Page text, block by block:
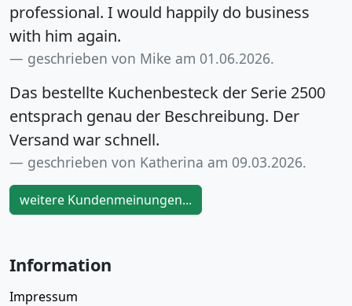
professional. I would happily do business
with him again.
geschrieben von Mike am 01.06.2026.
Das bestellte Kuchenbesteck der Serie 2500
entsprach genau der Beschreibung. Der
Versand war schnell.
geschrieben von Katherina am 09.03.2026.
weitere Kundenmeinungen...
Information
Impressum